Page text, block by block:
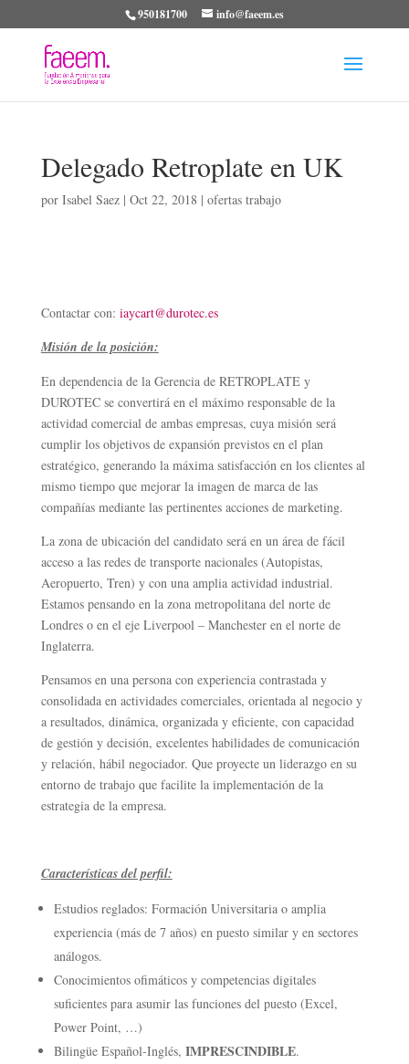
950181700 info@faeem.es
Delegado Retroplate en UK
por Isabel Saez| Oct 22, 2018| ofertas trabajo
Contactar con: iaycart@durotec.es
Misión de la posición:
En dependencia de la Gerencia de RETROPLATE y
DUROTEC se convertirá en el máximo responsable de la
actividad comercial de ambas empresas, cuya misión será
cumplir los objetivos de expansión previstos en el plan
estratégico, generando la máxima satisfacción en los clientes al
mismo tiempo que mejorar la imagen de marca de las
compañías mediante las pertinentes acciones de marketing.
La zona de ubicación del candidato será en un área de fácil
acceso a las redes de transporte nacionales (Autopistas,
Aeropuerto, Tren) y con una amplia actividad industrial.
Estamos pensando en la zona metropolitana del norte de
Londres o en el eje Liverpool – Manchester en el norte de
Inglaterra.
Pensamos en una persona con experiencia contrastada y
consolidada en actividades comerciales, orientada al negocio y
a resultados, dinámica, organizada y eficiente, con capacidad
de gestión y decisión, excelentes habilidades de comunicación
y relación, hábil negociador. Que proyecte un liderazgo en su
entorno de trabajo que facilite la implementación de la
estrategia de la empresa.
Características del perfil:
Estudios reglados: Formación Universitaria o amplia
experiencia (más de 7 años) en puesto similar y en sectores
análogos.
Conocimientos ofimáticos y competencias digitales
suficientes para asumir las funciones del puesto (Excel,
Power Point, …)
Bilingüe Español-Inglés, IMPRESCINDIBLE.